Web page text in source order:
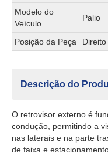
Modelo do
Veículo
Palio
Posição da Peça
Descrição do
O retrovisor externo é
condução, permitindo a
nas laterais e na parte
de faixa e